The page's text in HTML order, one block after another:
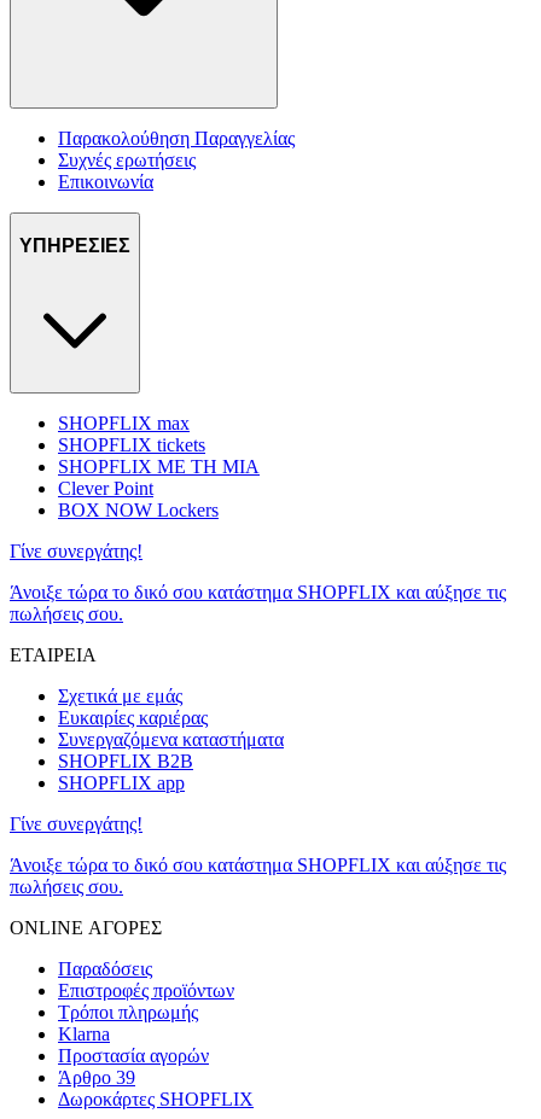
Παρακολούθηση Παραγγελίας
Συχνές ερωτήσεις
Επικοινωνία
ΥΠΗΡΕΣΙΕΣ
SHOPFLIX max
SHOPFLIX tickets
SHOPFLIX ΜΕ ΤΗ ΜΙΑ
Clever Point
BOX NOW Lockers
Γίνε συνεργάτης!
Άνοιξε τώρα το δικό σου κατάστημα SHOPFLIX και αύξησε τις
πωλήσεις σου.
ΕΤΑΙΡΕΙΑ
Σχετικά με εμάς
Ευκαιρίες καριέρας
Συνεργαζόμενα καταστήματα
SHOPFLIX B2B
SHOPFLIX app
Γίνε συνεργάτης!
Άνοιξε τώρα το δικό σου κατάστημα SHOPFLIX και αύξησε τις
πωλήσεις σου.
ONLINE ΑΓΟΡΕΣ
Παραδόσεις
Επιστροφές προϊόντων
Τρόποι πληρωμής
Klarna
Προστασία αγορών
Άρθρο 39
Δωροκάρτες SHOPFLIX